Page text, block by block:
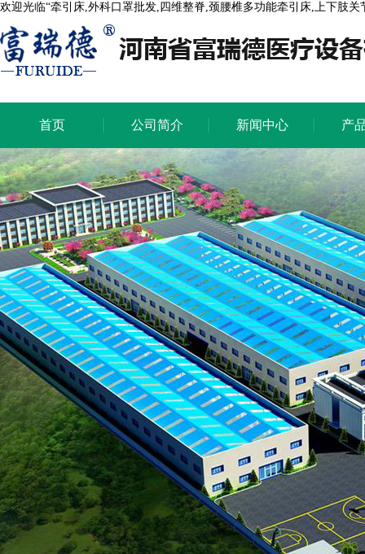
欢迎光临“牵引床,外科口罩批发,四维整脊,颈腰椎多功能牵引床,上下肢
首页
首页
公司简介
公司简介
新闻中心
新闻中心
产
产